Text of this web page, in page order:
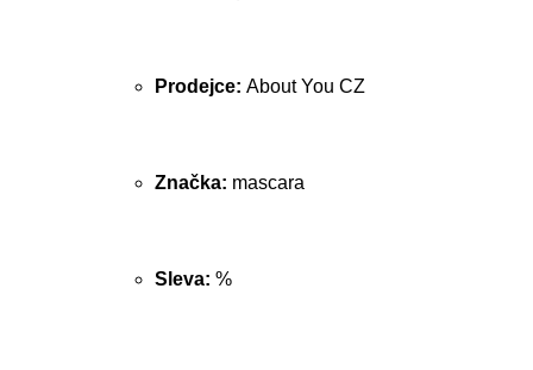
Prodejce: About You CZ
Značka: mascara
Sleva: %